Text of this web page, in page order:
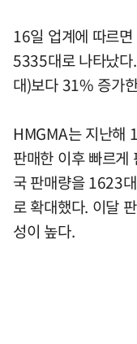
16일 업계에 따르
5335대로 나타났
대)보다 31% 증가
HMGMA는 지난해
판매한 이후 빠르게
국 판매량을 1623
로 확대했다. 이달
성이 높다.